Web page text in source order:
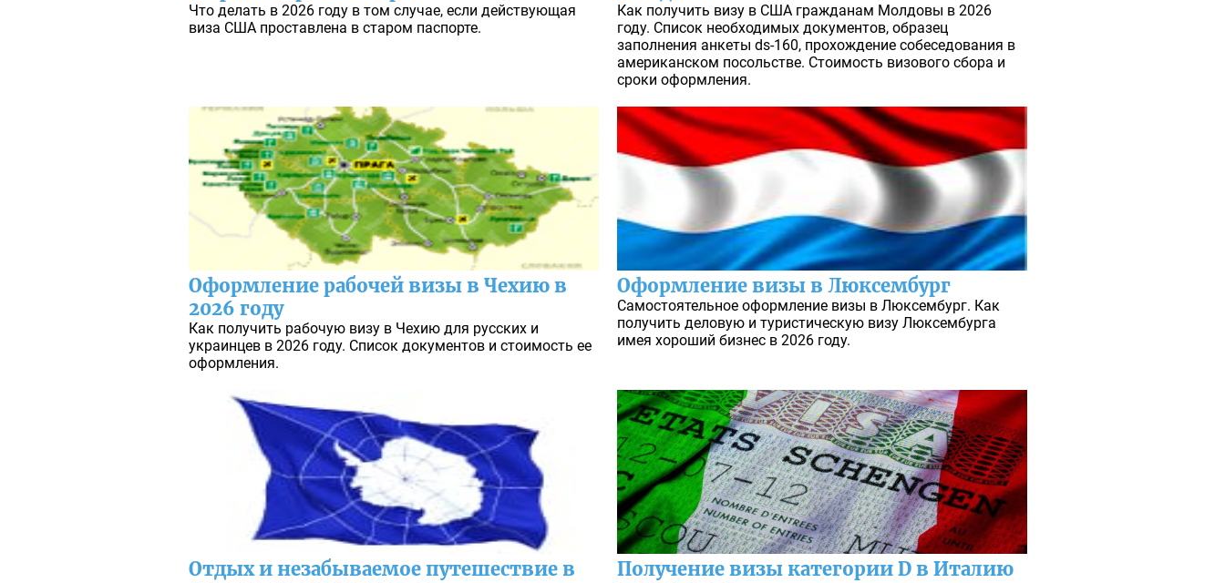
Что делать в 2026 году в том случае, если действующая
виза США проставлена в старом паспорте.
Как получить визу в США гражданам Молдовы в 2026
году. Список необходимых документов, образец
заполнения анкеты ds-160, прохождение собеседования в
американском посольстве. Стоимость визового сбора и
сроки оформления.
Оформление рабочей визы в Чехию в
2026 году
Как получить рабочую визу в Чехию для русских и
украинцев в 2026 году. Список документов и стоимость ее
оформления.
Оформление визы в Люксембург
Самостоятельное оформление визы в Люксембург. Как
получить деловую и туристическую визу Люксембурга
имея хороший бизнес в 2026 году.
Отдых и незабываемое путешествие в
Получение визы категории D в Италию